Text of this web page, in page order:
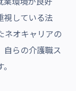
視している法
ネオキャリアの
自らの介護職ス